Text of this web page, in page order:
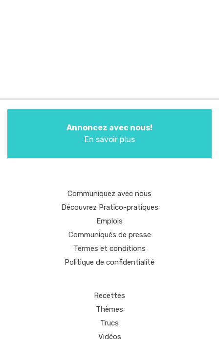
Annoncez avec nous!
En savoir plus
Communiquez avec nous
Découvrez Pratico-pratiques
Emplois
Communiqués de presse
Termes et conditions
Politique de confidentialité
Recettes
Thèmes
Trucs
Vidéos